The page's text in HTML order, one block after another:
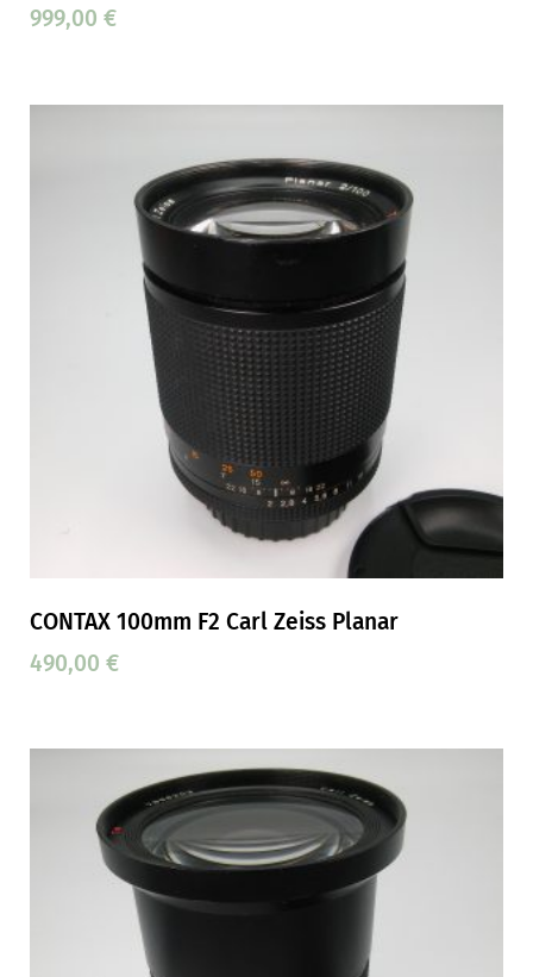
999,00 €
CONTAX 100mm F2 Carl Zeiss Planar
490,00 €